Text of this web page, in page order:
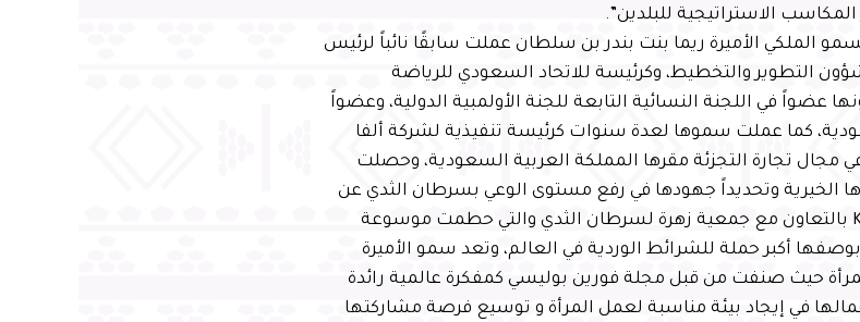
الاستراتيجية للبلدين”.
الملكي الأميرة ريما بنت بندر بن سلطان عملت سابقًا نائباً لرئيس
التطوير والتخطيط، وكرئيسة للاتحاد السعودي للرياضة
عضواً في اللجنة النسائية التابعة للجنة الأولمبية الدولية، وعضواً
كما عملت سموها لعدة سنوات كرئيسة تنفيذية لشركة ألفا
مجال تجارة التجزئة مقرها المملكة العربية السعودية، وحصلت
الخيرية وتحديداً جهودها في رفع مستوى الوعي بسرطان الثدي عن
طريق إطلاق مبادرة KSA10 بالتعاون مع جمعية زهرة لسرطان الثدي والتي حطمت موسوعة
أكبر حملة للشرائط الوردية في العالم، وتعد سمو الأميرة
حيث صنفت من قبل مجلة فورين بوليسي كمفكرة عالمية رائدة
أعمالها في إيجاد بيئة مناسبة لعمل المرأة و توسيع فرصة مشاركتها